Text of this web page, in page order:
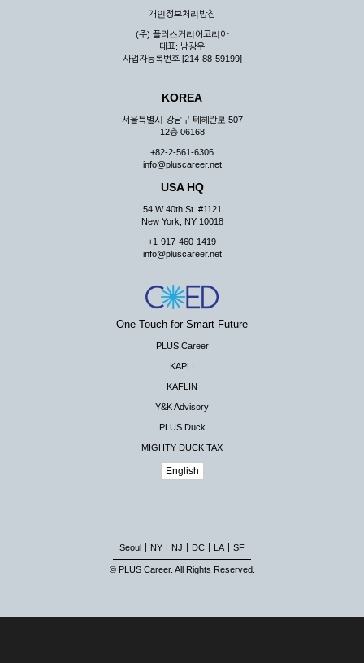
개인정보처리방침
(주) 플러스커리어코리아
대표: 남광우
사업자등록번호 [214-88-59199]
KOREA
서울특별시 강남구 테헤란로 507
12층 06168
+82-2-561-6306
info@pluscareer.net
USA HQ
54 W 40th St. #1121
New York, NY 10018
+1-917-460-1419
info@pluscareer.net
One Touch for Smart Future
PLUS Career
KAPLI
KAFLIN
Y&K Advisory
PLUS Duck
MIGHTY DUCK TAX
English
Seoul NY NJ DC LA SF
© PLUS Career. All Rights Reserved.